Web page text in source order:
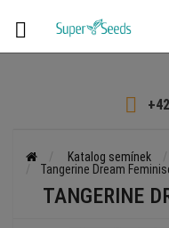

Katalog semínek
Tangerine Dream
TANGERINE